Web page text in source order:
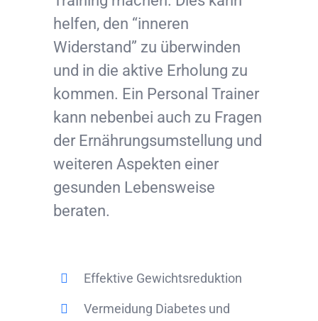
helfen, den “inneren
Widerstand” zu überwinden
und in die aktive Erholung zu
kommen. Ein Personal Trainer
kann nebenbei auch zu Fragen
der Ernährungsumstellung und
weiteren Aspekten einer
gesunden Lebensweise
beraten.
Effektive Gewichtsreduktion
Vermeidung Diabetes und